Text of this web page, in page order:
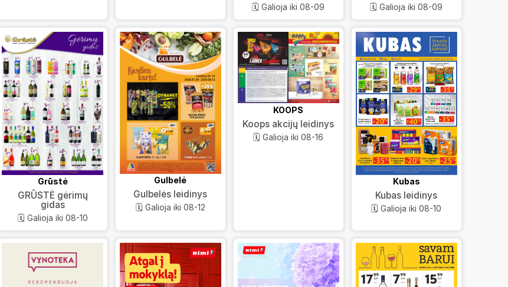
🗓️ Galioja iki 08-09 🗓️ Galioja iki 08-09
Grūstė
GRŪSTĖ gėrimų
gidas
🗓️ Galioja iki 08-10
Gulbelė
Gulbelės leidinys
🗓️ Galioja iki 08-12
KOOPS
Koops akcijų leidinys
🗓️ Galioja iki 08-16
Kubas
Kubas leidinys
🗓️ Galioja iki 08-10